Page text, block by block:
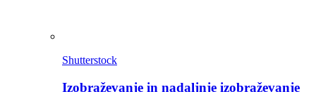
Shutterstock
Izobraževanje in nadaljnje izobraževanje